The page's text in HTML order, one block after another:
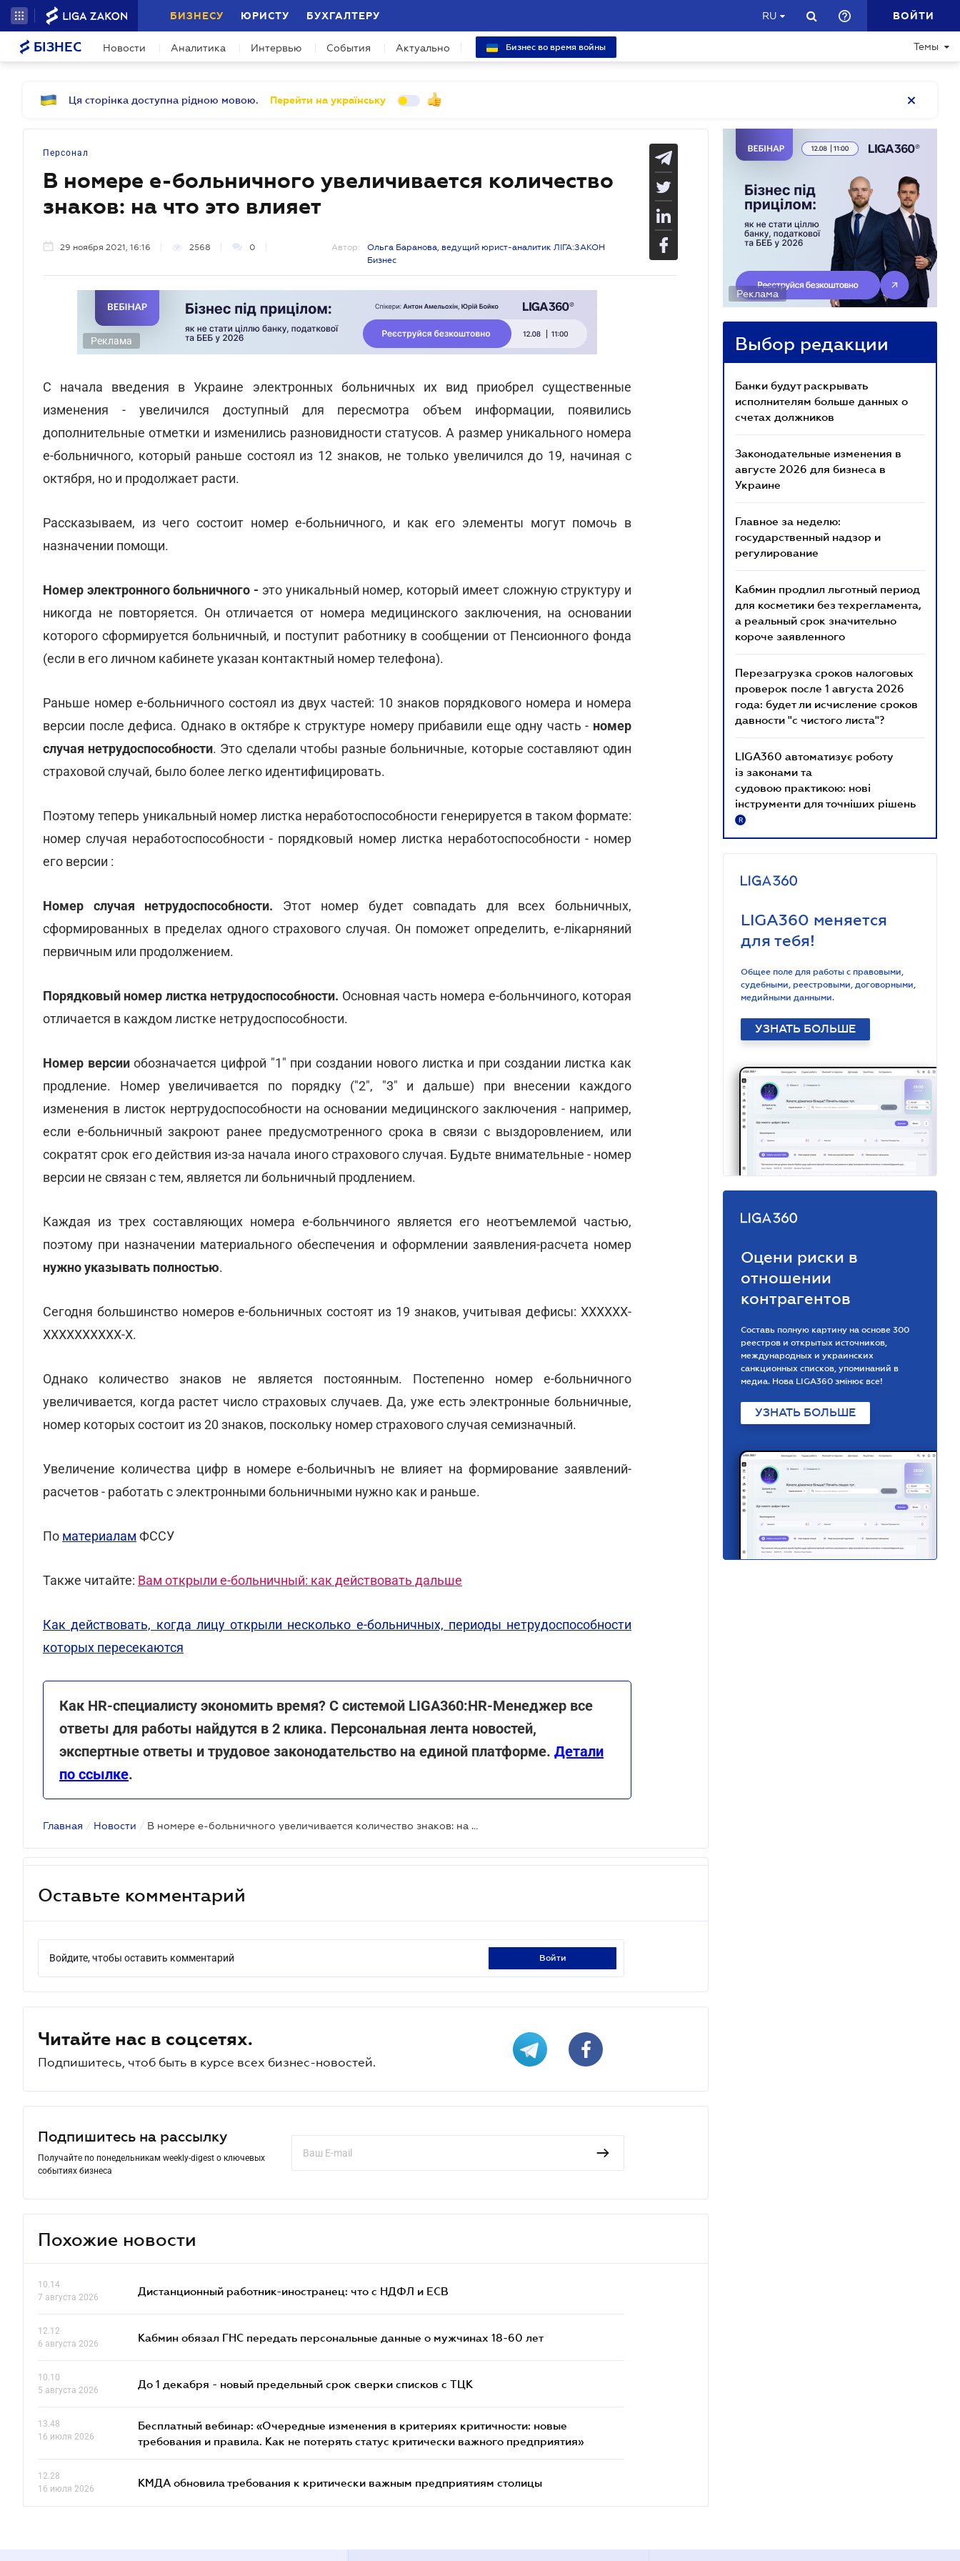
БИЗНЕСУ ЮРИСТУ БУХГАЛТЕРУ RU ВОЙТИ
БІЗНЕС Новости Аналитика Интервью События Актуально Бизнес во время войны Темы
Ця сторінка доступна рідною мовою. Перейти на українську
Персонал
В номере е-больничного увеличивается количество
знаков: на что это влияет
29 ноября 2021, 16:16 2568 0 Автор:
Ольга Баранова, ведущий юрист-аналитик ЛІГА:ЗАКОН
Бизнес
Реклама
С начала введения в Украине электронных больничных их вид приобрел существенные
изменения - увеличился доступный для пересмотра объем информации, появились
дополнительные отметки и изменились разновидности статусов. А размер уникального номера
е-больничного, который раньше состоял из 12 знаков, не только увеличился до 19, начиная с
октября, но и продолжает расти.
Рассказываем, из чего состоит номер е-больничного, и как его элементы могут помочь в
назначении помощи.
Номер электронного больничного - это уникальный номер, который имеет сложную структуру и
никогда не повторяется. Он отличается от номера медицинского заключения, на основании
которого сформируется больничный, и поступит работнику в сообщении от Пенсионного фонда
(если в его личном кабинете указан контактный номер телефона).
Раньше номер е-больничного состоял из двух частей: 10 знаков порядкового номера и номера
версии после дефиса. Однако в октябре к структуре номеру прибавили еще одну часть - номер
случая нетрудоспособности. Это сделали чтобы разные больничные, которые составляют один
страховой случай, было более легко идентифицировать.
Поэтому теперь уникальный номер листка неработоспособности генерируется в таком формате:
номер случая неработоспособности - порядковый номер листка неработоспособности - номер
его версии :
Номер случая нетрудоспособности. Этот номер будет совпадать для всех больничных,
сформированных в пределах одного страхового случая. Он поможет определить, е-лікарняний
первичным или продолжением.
Порядковый номер листка нетрудоспособности. Основная часть номера е-больнчиного, которая
отличается в каждом листке нетрудоспособности.
Номер версииобозначается цифрой "1" при создании нового листка и при создании листка как
продление. Номер увеличивается по порядку ("2", "3" и дальше) при внесении каждого
изменения в листок нертрудоспособности на основании медицинского заключения - например,
если е-больничный закроют ранее предусмотренного срока в связи с выздоровлением, или
сократят срок его действия из-за начала иного страхового случая. Будьте внимательные - номер
версии не связан с тем, является ли больничный продлением.
Каждая из трех составляющих номера е-больнчиного является его неотъемлемой частью,
поэтому при назначении материального обеспечения и оформлении заявления-расчета номер
нужно указывать полностью.
Сегодня большинство номеров е-больничных состоят из 19 знаков, учитывая дефисы: ХХХХХХ-
ХХХХХХХХХХ-Х.
Однако количество знаков не является постоянным. Постепенно номер е-больничного
увеличивается, когда растет число страховых случаев. Да, уже есть электронные больничные,
номер которых состоит из 20 знаков, поскольку номер страхового случая семизначный.
Увеличение количества цифр в номере е-больичныъ не влияет на формирование заявлений-
расчетов - работать с электронными больничными нужно как и раньше.
По материалам ФССУ
Также читайте: Вам открыли е-больничный: как действовать дальше
Как действовать, когда лицу открыли несколько е-больничных, периоды нетрудоспособности
которых пересекаются
Как HR-специалисту экономить время? С системой LIGA360:HR-Менеджер все
ответы для работы найдутся в 2 клика. Персональная лента новостей,
экспертные ответы и трудовое законодательство на единой платформе. Детали
по ссылке.
Главная / Новости / В номере е-больничного увеличивается количество знаков: на что это влияет
Оставьте комментарий
Войдите, чтобы оставить комментарий войти
Читайте нас в соцсетях.
Подпишитесь, чтоб быть в курсе всех бизнес-новостей.
Подпишитесь на рассылку
Получайте по понедельникам weekly-digest о ключевых
событиях бизнеса
Похожие новости
10.14
7 августа 2026
Дистанционный работник-иностранец: что с НДФЛ и ЕСВ
12.12
6 августа 2026
Кабмин обязал ГНС передать персональные данные о мужчинах 18-60 лет
10.10
5 августа 2026
До 1 декабря - новый предельный срок сверки списков c ТЦК
13.48
16 июля 2026
Бесплатный вебинар: «Очередные изменения в критериях критичности: новые
требования и правила. Как не потерять статус критически важного предприятия»
12.28
16 июля 2026
КМДА обновила требования к критически важным предприятиям столицы
Реклама
Выбор редакции
Банки будут раскрывать
исполнителям больше данных о
счетах должников
Законодательные изменения в
августе 2026 для бизнеса в
Украине
Главное за неделю:
государственный надзор и
регулирование
Кабмин продлил льготный период
для косметики без техрегламента,
а реальный срок значительно
короче заявленного
Перезагрузка сроков налоговых
проверок после 1 августа 2026
года: будет ли исчисление сроков
давности "с чистого листа"?
LIGA360 автоматизує роботу
із законами та
судовою практикою: нові
інструменти для точніших рішень
R
LIGA360 меняется
для тебя!
Общее поле для работы с правовыми,
судебными, реестровыми, договорными,
медийными данными.
УЗНАТЬ БОЛЬШЕ
Оцени риски в
отношении
контрагентов
Составь полную картину на основе 300
реестров и открытых источников,
международных и украинских
санкционных списков, упоминаний в
медиа. Нова LIGA360 змінює все!
УЗНАТЬ БОЛЬШЕ